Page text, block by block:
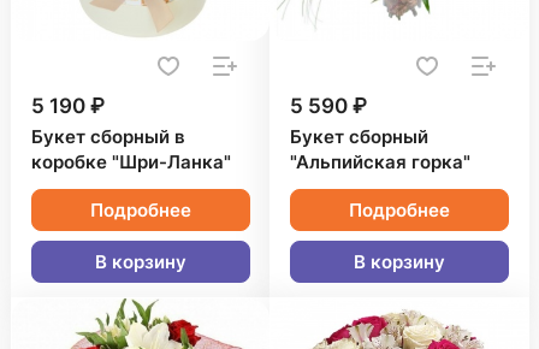
5 190 ₽
Букет сборный в
коробке "Шри-Ланка"
Подробнее
В корзину
5 590 ₽
Букет сборный
"Альпийская горка"
Подробнее
В корзину